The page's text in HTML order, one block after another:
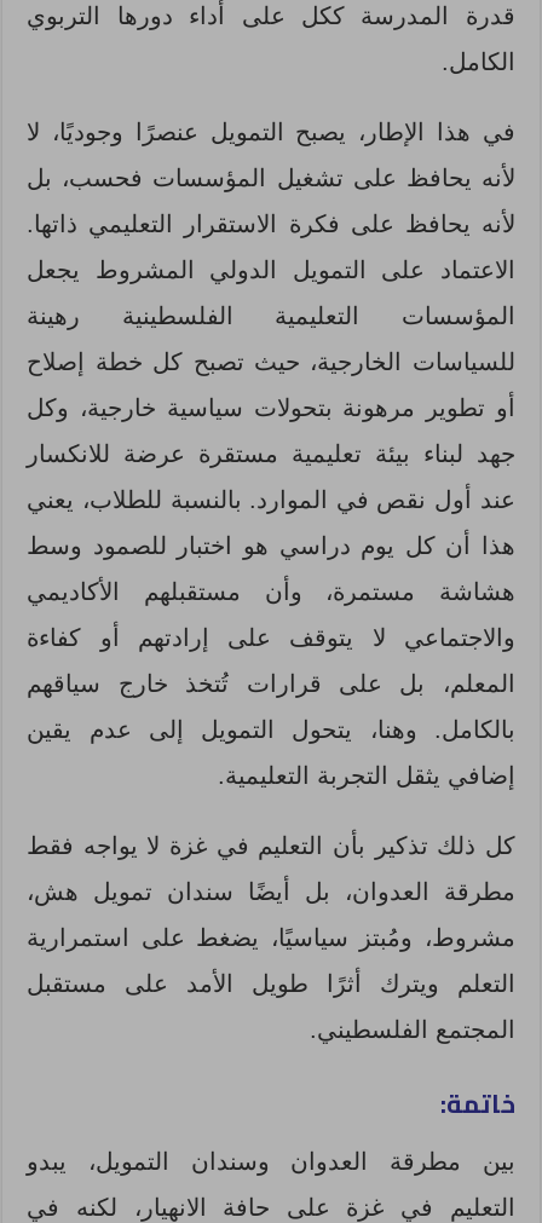
قدرة المدرسة ككل على أداء دورها التربوي
الكامل.
في هذا الإطار، يصبح التمويل عنصرًا وجوديًا، لا
لأنه يحافظ على تشغيل المؤسسات فحسب، بل
لأنه يحافظ على فكرة الاستقرار التعليمي ذاتها.
الاعتماد على التمويل الدولي المشروط يجعل
المؤسسات التعليمية الفلسطينية رهينة
للسياسات الخارجية، حيث تصبح كل خطة إصلاح
أو تطوير مرهونة بتحولات سياسية خارجية، وكل
جهد لبناء بيئة تعليمية مستقرة عرضة للانكسار
عند أول نقص في الموارد. بالنسبة للطلاب، يعني
هذا أن كل يوم دراسي هو اختبار للصمود وسط
هشاشة مستمرة، وأن مستقبلهم الأكاديمي
والاجتماعي لا يتوقف على إرادتهم أو كفاءة
المعلم، بل على قرارات تُتخذ خارج سياقهم
بالكامل. وهنا، يتحول التمويل إلى عدم يقين
إضافي يثقل التجربة التعليمية.
كل ذلك تذكير بأن التعليم في غزة لا يواجه فقط
مطرقة العدوان، بل أيضًا سندان تمويل هش،
مشروط، ومُبتز سياسيًا، يضغط على استمرارية
التعلم ويترك أثرًا طويل الأمد على مستقبل
المجتمع الفلسطيني.
خاتمة:
بين مطرقة العدوان وسندان التمويل، يبدو
التعليم في غزة على حافة الانهيار، لكنه في